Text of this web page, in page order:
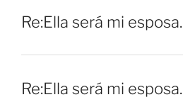
Re:Ella será mi esposa.
Re:Ella será mi esposa.